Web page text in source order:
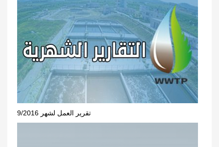
تقرير العمل لشهر 9/2016